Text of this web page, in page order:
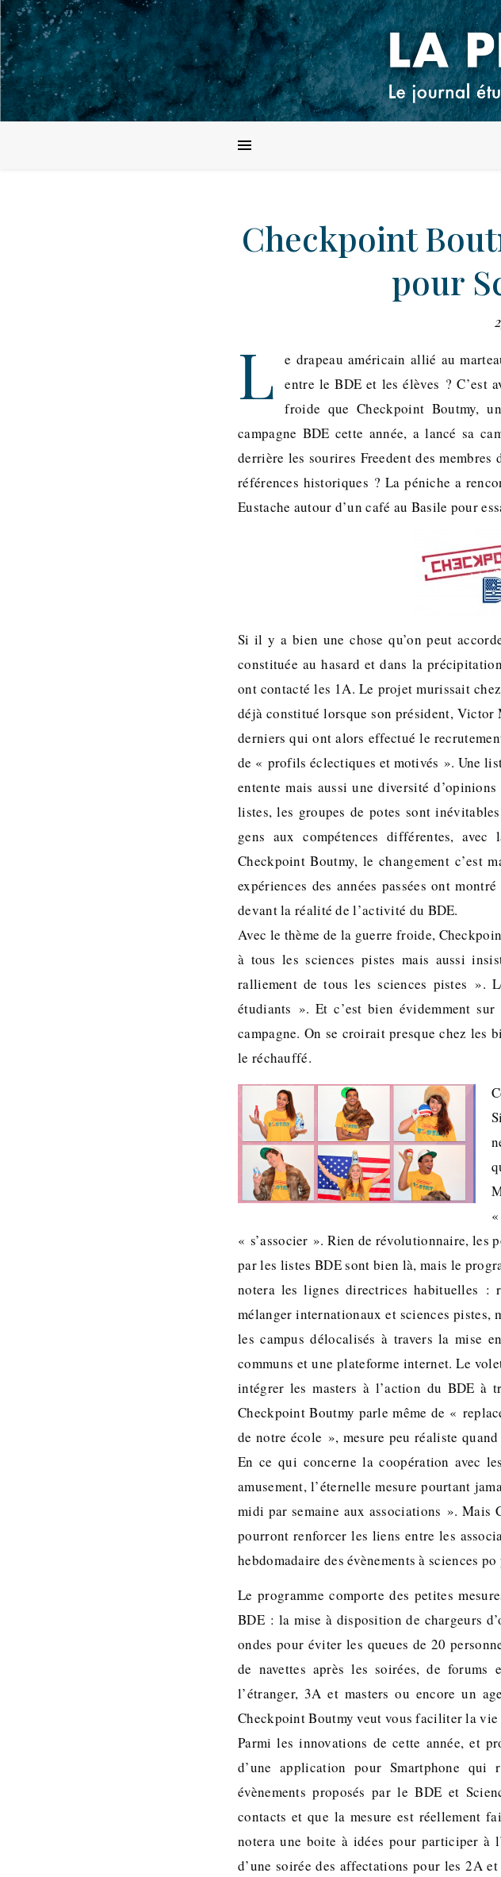
Checkpoint
pour
L
e drapeau américain allié au
entre le BDE et les élèves ? C’est
froide que Checkpoint Boutmy,
campagne BDE cette année, a lancé sa
derrière les sourires Freedent des
références historiques ? La péniche a
Eustache autour d’un café au Basile pour
Si il y a bien une chose qu’on peut
constituée au hasard et dans la
ont contacté les 1A. Le projet murissait
déjà constitué lorsque son président, Victor
derniers qui ont alors effectué le
de « profils éclectiques et motivés ». Une
entente mais aussi une diversité
listes, les groupes de potes sont
gens aux compétences différentes,
Checkpoint Boutmy, le changement c’est
expériences des années passées ont
devant la réalité de l’activité du BDE.
Avec le thème de la guerre froide,
à tous les sciences pistes mais aussi
ralliement de tous les sciences pistes ».
étudiants ». Et c’est bien évidemment
campagne. On se croirait presque chez les
le réchauffé.
« s’associer ». Rien de révolutionnaire, les
par les listes BDE sont bien là, mais le
notera les lignes directrices habituelles :
mélanger internationaux et sciences pistes,
les campus délocalisés à travers la mise
communs et une plateforme internet. Le
intégrer les masters à l’action du BDE à
Checkpoint Boutmy parle même de «
de notre école », mesure peu réaliste
En ce qui concerne la coopération avec
amusement, l’éternelle mesure pourtant
midi par semaine aux associations ». Mais
pourront renforcer les liens entre les
hebdomadaire des évènements à sciences
Le programme comporte des petites
BDE : la mise à disposition de chargeurs
ondes pour éviter les queues de 20
de navettes après les soirées, de
l’étranger, 3A et masters ou encore un
Checkpoint Boutmy veut vous faciliter la
Parmi les innovations de cette année, et
d’une application pour Smartphone
évènements proposés par le BDE et
contacts et que la mesure est réellement
notera une boite à idées pour participer à
d’une soirée des affectations pour les 2A